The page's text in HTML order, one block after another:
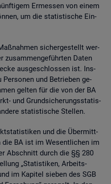
Er­mes­sen von einem
um die sta­tis­ti­sche Ein­
si­cher­ge­stellt wer­
zu­sam­men­ge­führ­ten Daten
aus­ge­schlos­sen ist. Ins­
Per­so­nen und Be­trie­ben ge­
gel­ten für die von der BA
und Grund­si­che­rungs­sta­tis­
sta­tis­ti­sche Stel­len.
und die Über­mitt­
BA ist im We­sent­li­chen im
Ab­schnitt durch die §§ 280
„Sta­tis­ti­ken, Ar­beits­
im Ka­pi­tel sie­ben des SGB